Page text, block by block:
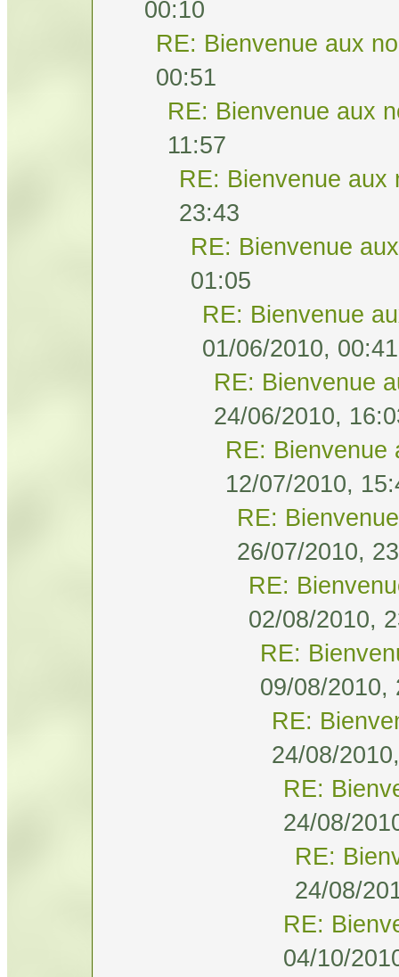
00:10
RE: Bienvenue aux
00:51
RE: Bienvenue aux
11:57
RE: Bienvenue aux
23:43
RE: Bienvenue
01:05
RE: Bienvenue
01/06/2010, 00:41
RE: Bienvenue
24/06/2010,
RE: Bienvenue
12/07/2010,
RE:
26/07/2010,
RE:
02/08/2010,
RE:
09/08/2010,
RE:
24/08/
RE:
24/08/
RE:
24/08/
RE:
04/10/